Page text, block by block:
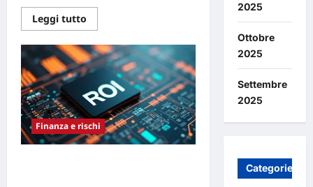
Leggi tutto
di
su
IL
FUTURO
DELL’INTELLIGENZA
ARTIFICIALE
NEL
2026
Finanza e rischi
2025
Ottobre
2025
Settembre
2025
Categories